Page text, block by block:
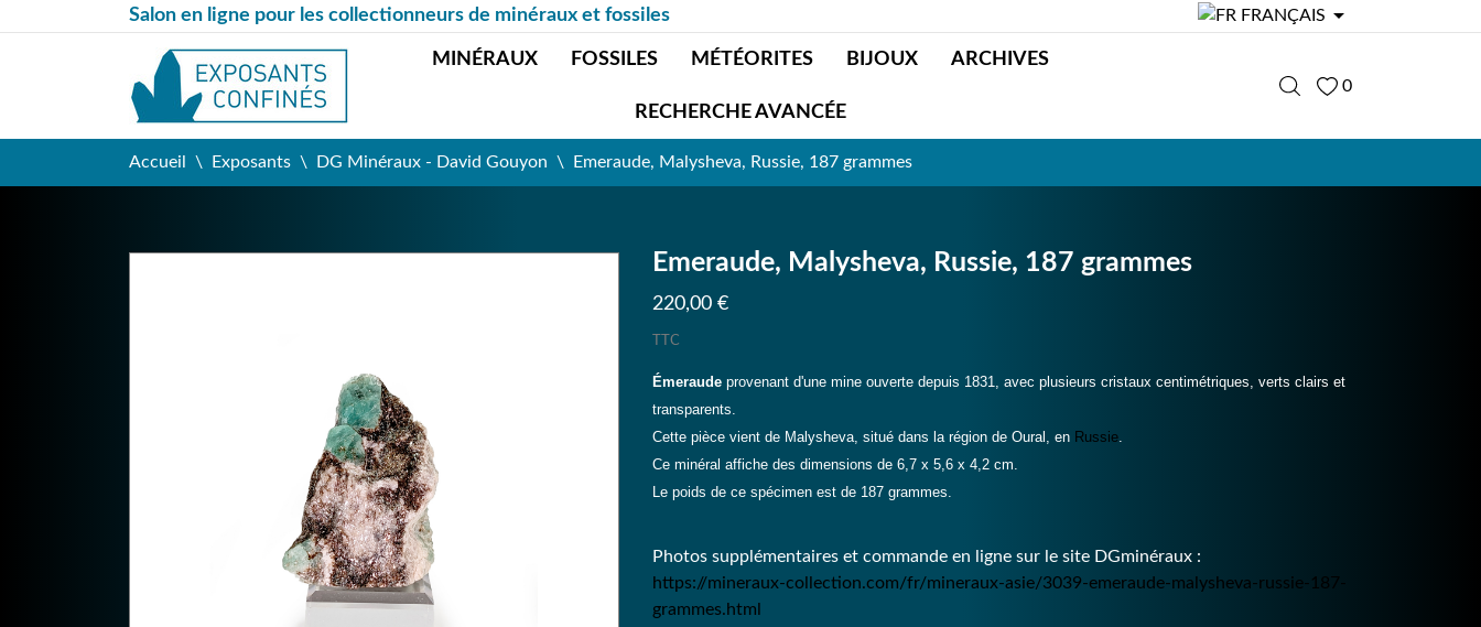
Salon en ligne pour les collectionneurs de minéraux et fossiles FRANÇAIS 
MINÉRAUX FOSSILES MÉTÉORITES BIJOUX ARCHIVES
RECHERCHE AVANCÉE
0
Accueil Exposants DG Minéraux - David Gouyon Emeraude, Malysheva, Russie, 187 grammes
Emeraude, Malysheva, Russie, 187 grammes
220,00 €
TTC
Émeraude provenant d'une mine ouverte depuis 1831, avec plusieurs cristaux centimétriques, verts clairs et
transparents.
Cette pièce vient de Malysheva, situé dans la région de Oural, en Russie.
Ce minéral affiche des dimensions de 6,7 x 5,6 x 4,2 cm.
Le poids de ce spécimen est de 187 grammes.
Photos supplémentaires et commande en ligne sur le site DGminéraux :
https://mineraux-collection.com/fr/mineraux-asie/3039-emeraude-malysheva-russie-187-
grammes.html